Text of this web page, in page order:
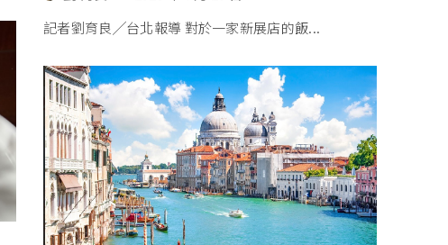
記者劉育良╱台北報導 對於一家新展店的飯...